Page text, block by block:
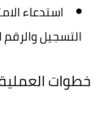
استدعاء
التسجيل
خطوات